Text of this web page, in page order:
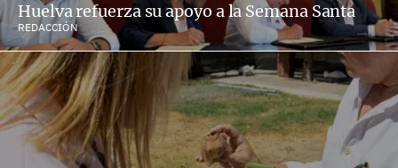
Huelva refuerza su apoyo a la Semana Santa
REDACCIÓN